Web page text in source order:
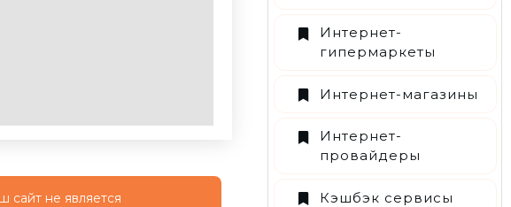
сайт не является
Интернет-
гипермаркеты
Интернет-магазины
Интернет-
провайдеры
Кэшбэк сервисы